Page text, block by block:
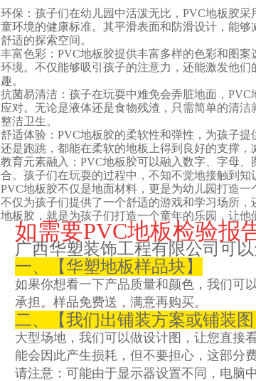
环保：孩子们在幼儿园中活泼无比，PVC地板胶
童环境的健康标准。其平滑表面和防滑设计，能
舒适的探索空间。
丰富色彩：PVC地板胶提供丰富多样的色彩和图
环境。不仅能够吸引孩子的注意力，还能激发他
趣。
抗菌易清洁：孩子在玩耍中难免会弄脏地面，
应对。无论是液体还是食物残渣，只需简单的清
整洁卫生。
舒适体验：PVC地板胶的柔软性和弹性，为孩子
还是跑跳，都能在柔软的地板上得到良好的支撑，
教育元素融入：PVC地板胶可以融入数字、字母
合。孩子们在玩耍的过程中，不知不觉地接触到知
PVC地板胶不仅是地面材料，更是为幼儿园打造
不仅为孩子们提供了一个舒适的游戏和学习场所
地板胶，就是为孩子们打造一个童年的乐园，让他
如需要PVC地板检验报
广西华塑装饰工程有限公司可以
一、【华塑地板样品块】
如果你想看一下产品质量和颜色，我们可
承担。样品免费送，满意再购买。
二、【我们出铺装方案或铺装图
大型场地，我们可以做设计图，让您直接
能会因此产生损耗，但不要担心，这部分
请注意：可能由于显示器设置不同，电脑